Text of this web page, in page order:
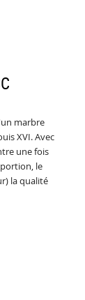
marbre
XVI. Avec
une fois
le
la qualité